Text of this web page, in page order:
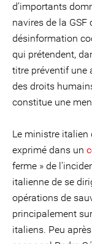
d’importants
navires de la
désinformation
qui prétendent,
titre préventif une
des droits
constitue une
Le ministre italien
exprimé dans un
ferme » de
italienne de se
opérations de
principalement
italiens. Peu